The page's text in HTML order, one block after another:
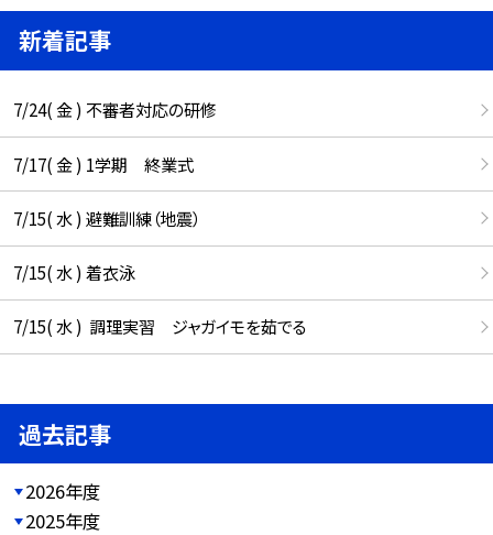
新着記事
7/24( 金 ) 不審者対応の研修
7/17( 金 ) 1学期 終業式
7/15( 水 ) 避難訓練（地震）
7/15( 水 ) 着衣泳
7/15( 水 ) 調理実習 ジャガイモを茹でる
過去記事
2026年度
2025年度